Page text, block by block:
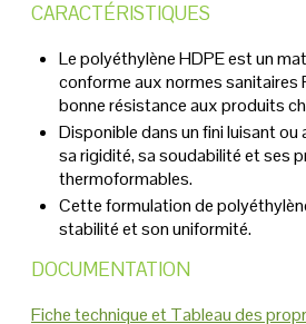
CARACTÉRISTIQUES
Le polyéthylène HDPE est un
conforme aux normes sanitaires
bonne résistance aux produits
Disponible dans un fini luisant ou
sa rigidité, sa soudabilité et ses
thermoformables.
Cette formulation de
stabilité et son uniformité.
DOCUMENTATION
Fiche technique et Tableau des